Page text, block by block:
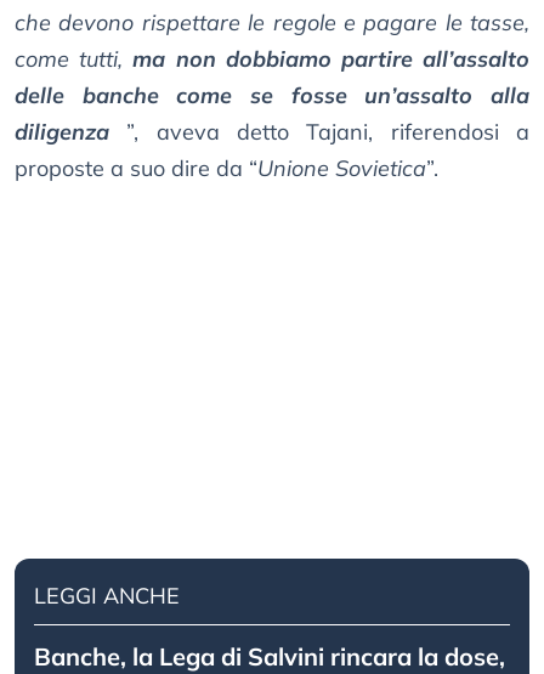
che devono rispettare le regole e pagare le tasse,
come tutti,ma non dobbiamo partire all’assalto
delle banche come se fosse un’assalto alla
diligenza
”, aveva detto Tajani, riferendosi a
proposte a suo dire da “Unione Sovietica”.
LEGGI ANCHE
Banche, la Lega di Salvini rincara la dose,